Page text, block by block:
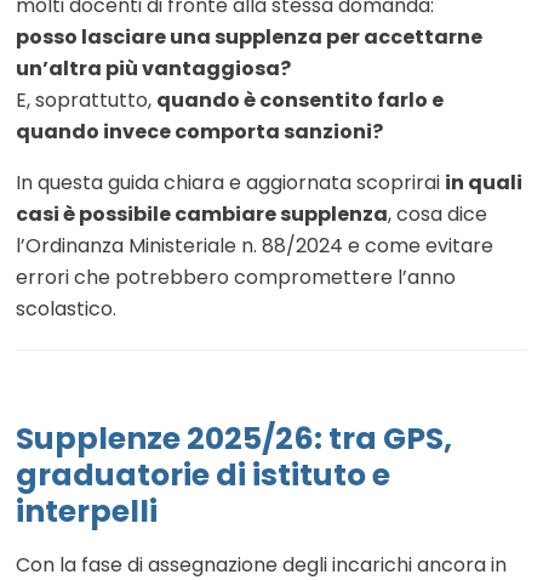
posso lasciare una supplenza per accettarne
un’altra più vantaggiosa?
E, soprattutto, quando è consentito farlo e
quando invece comporta sanzioni?
In questa guida chiara e aggiornata scoprirai in quali
casi è possibile cambiare supplenza, cosa dice
l’Ordinanza Ministeriale n. 88/2024 e come evitare
errori che potrebbero compromettere l’anno
scolastico.
Supplenze 2025/26: tra GPS,
graduatorie di istituto e
interpelli
Con la fase di assegnazione degli incarichi ancora in